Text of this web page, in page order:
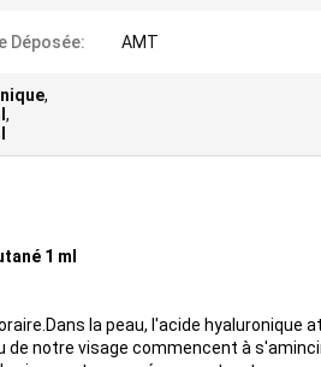
Déposée: AMT
,
,
1 ml
la peau, l'acide hyaluronique
notre visage commencent à